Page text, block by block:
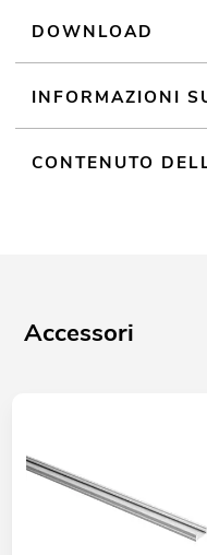
DOWNLOAD
INFORMAZIONI
CONTENUTO
Accessori